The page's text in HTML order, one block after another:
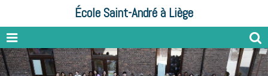
École Saint-André à Liège